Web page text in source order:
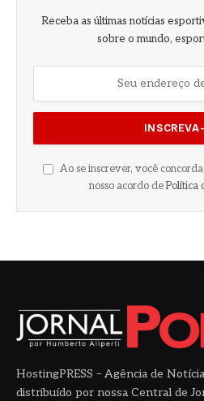
Receba as últimas notícias
sobre o mundo,
Ao se inscrever, você
nosso acordo de Política
HostingPRESS – Agência de
distribuído por nossa Central de